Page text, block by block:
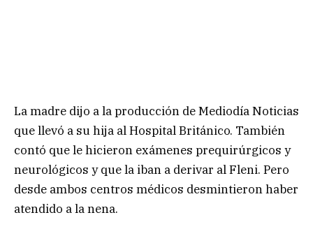
La madre dijo a la producción de Mediodía Noticias
que llevó a su hija al Hospital Británico. También
contó que le hicieron exámenes prequirúrgicos y
neurológicos y que la iban a derivar al Fleni. Pero
desde ambos centros médicos desmintieron haber
atendido a la nena.